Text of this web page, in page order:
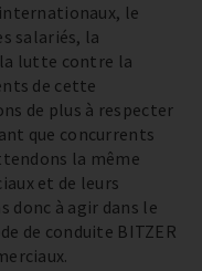
le
salariés, la
lutte contre la
de cette
de plus à respecter
que concurrents
la même
et de leurs
donc à agir dans le
de conduite BITZER